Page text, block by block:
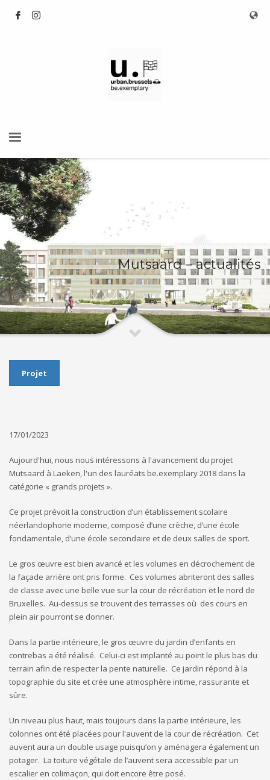
Mutsaard – actualités
Projet
17/01/2023
Aujourd'hui, nous nous intéressons à l'avancement du projet
Mutsaard à Laeken, l'un des lauréats be.exemplary 2018 dans la
catégorie « grands projets ».
Ce projet prévoit la construction d’un établissement scolaire
néerlandophone moderne, composé d’une crèche, d’une école
fondamentale, d’une école secondaire et de deux salles de sport.
Le gros œuvre est bien avancé et les volumes en décrochement de
la façade arrière ont pris forme. Ces volumes abriteront des salles
de classe avec une belle vue sur la cour de récréation et le nord de
Bruxelles. Au-dessus se trouvent des terrasses où des cours en
plein air pourront se donner.
Dans la partie intérieure, le gros œuvre du jardin d’enfants en
contrebas a été réalisé. Celui-ci est implanté au point le plus bas du
terrain afin de respecter la pente naturelle. Ce jardin répond à la
topographie du site et crée une atmosphère intime, rassurante et
sûre.
Un niveau plus haut, mais toujours dans la partie intérieure, les
colonnes ont été placées pour l'auvent de la cour de récréation. Cet
auvent aura un double usage puisqu’on y aménagera également un
potager. La toiture végétale de l’auvent sera accessible par un
escalier en colimaçon, qui doit encore être posé.